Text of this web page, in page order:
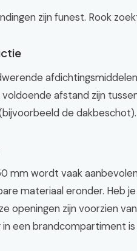
zijn funest. Rook
afstand zijn
de dakbeschot).
mm wordt vaak
materiaal eronder. Heb
openingen zijn voorzien
een brandcompartiment